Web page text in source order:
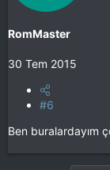
RomMaster
30 Tem 2015
#6
Ben buralardayım